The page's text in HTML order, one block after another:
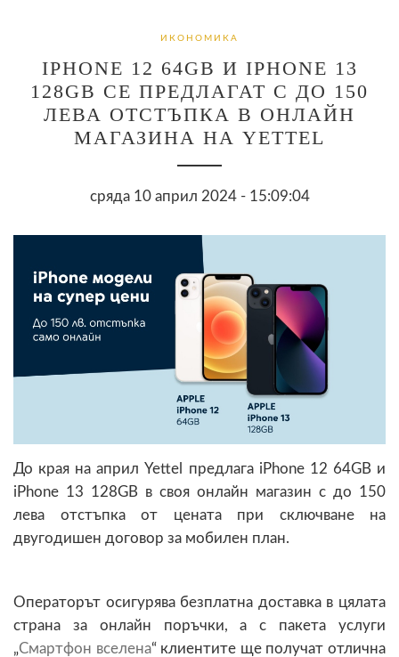
ИКОНОМИКА
IPHONE 12 64GB И IPHONE 13
128GB СЕ ПРЕДЛАГАТ С ДО 150
ЛЕВА ОТСТЪПКА В ОНЛАЙН
МАГАЗИНА НА YETTEL
сряда 10 април 2024 - 15:09:04
До края на април Yettel предлага iPhone 12 64GB и
iPhone 13 128GB в своя онлайн магазин с до 150
лева отстъпка от цената при сключване на
двугодишен договор за мобилен план.
Операторът осигурява безплатна доставка в цялата
страна за онлайн поръчки, а с пакета услуги
„Смартфон вселена“ клиентите ще получат отлична